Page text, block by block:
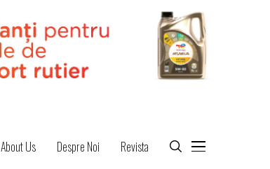
About Us Despre Noi Revista